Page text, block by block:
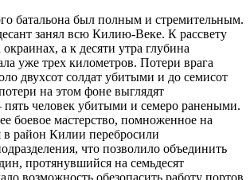
батальона был полным и стремительным.
занял всю Килию-Веке. К рассвету
а к десяти утра глубина
уже трех километров. Потери врага
двухсот солдат убитыми и до семисот
на этом фоне выглядят
человек убитыми и семеро ранеными.
боевое мастерство, помноженное на
в район Килии перебросили
что позволило объединить
протянувшийся на семьдесят
возможность обезопасить работу портов